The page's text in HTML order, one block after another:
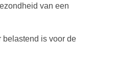
van een
belastend is voor de